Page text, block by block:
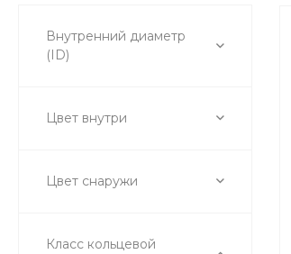
Внутренний диаметр
(ID)
Цвет внутри
Цвет снаружи
Класс кольцевой